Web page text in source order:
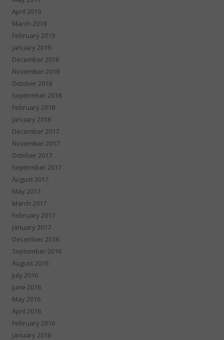
April 2019
March 2019
February 2019
January 2019
December 2018
November 2018
October 2018
September 2018
February 2018
January 2018
December 2017
November 2017
October 2017
September 2017
August 2017
May 2017
March 2017
February 2017
January 2017
December 2016
September 2016
August 2016
July 2016
June 2016
May 2016
April 2016
February 2016
January 2016